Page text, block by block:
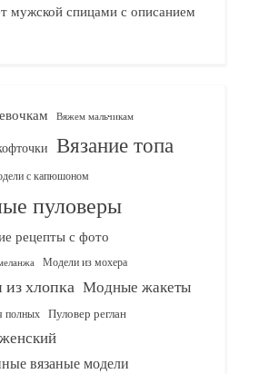
мужской спицами с описанием
Вяжем мальчикам
Вязание топа
с капюшоном
пуловеры
рецепты с фото
Модели из мохера
хлопка Модные жакеты
полных Пуловер реглан
вязаные модели